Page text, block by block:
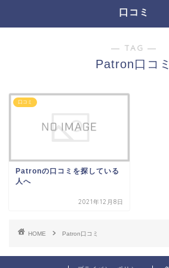
口コミ
― TAG ―
Patron口コミ
口コミ
Patronの口コミを探している
人へ
2021年12月8日
HOME Patron口コミ